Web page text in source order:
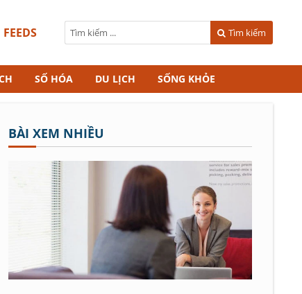
FEEDS Tìm kiếm
SỐ HÓA DU LỊCH SỐNG KHỎE
BÀI XEM NHIỀU